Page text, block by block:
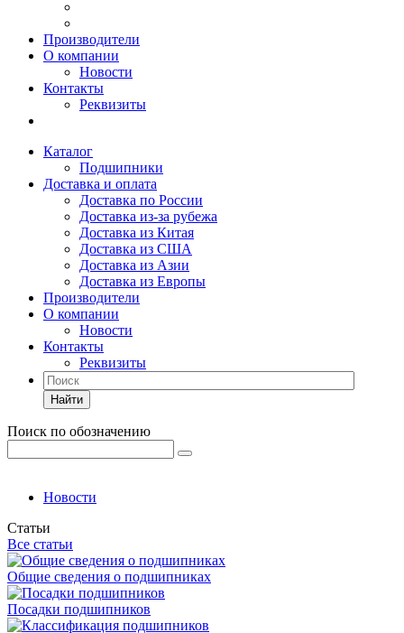
Производители
О компании
Новости
Контакты
Реквизиты
Каталог
Подшипники
Доставка и оплата
Доставка по России
Доставка из-за рубежа
Доставка из Китая
Доставка из США
Доставка из Азии
Доставка из Европы
Производители
О компании
Новости
Контакты
Реквизиты
Найти
Поиск по обозначению
Новости
Статьи
Все статьи
Общие сведения о подшипниках
Посадки подшипников